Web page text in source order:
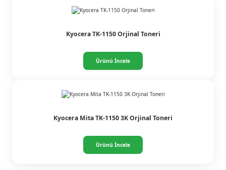
Kyocera TK-1150 Orjinal Toneri
Ürünü İncele
Kyocera Mita TK-1150 3K Orjinal Toneri
Ürünü İncele